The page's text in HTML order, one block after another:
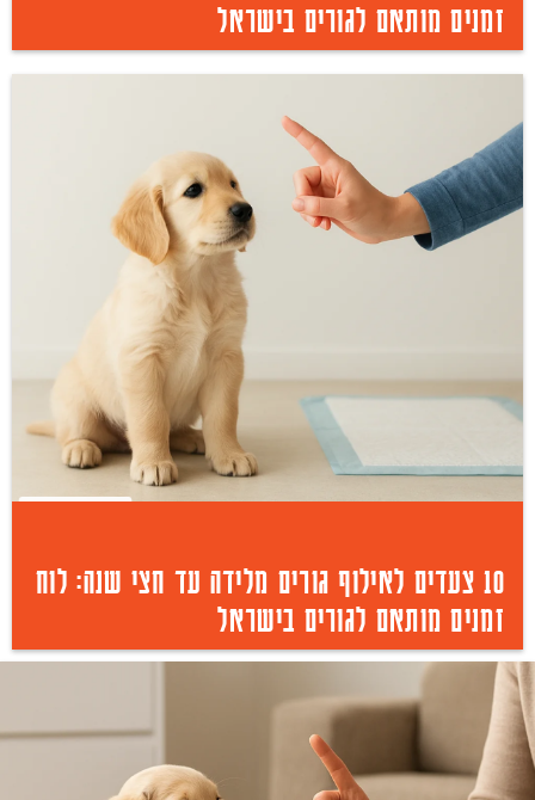
זמנים מותאם לגורים בישראל
10 צעדים לאילוף גורים מלידה עד חצי שנה: לוח
זמנים מותאם לגורים בישראל